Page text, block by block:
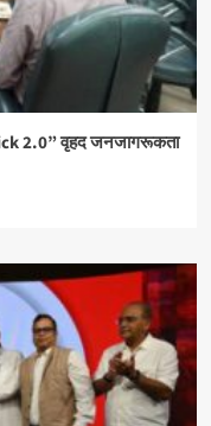
2.0” वृहद जनजागरूकता